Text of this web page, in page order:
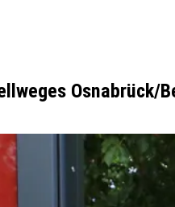
Osnabrück/